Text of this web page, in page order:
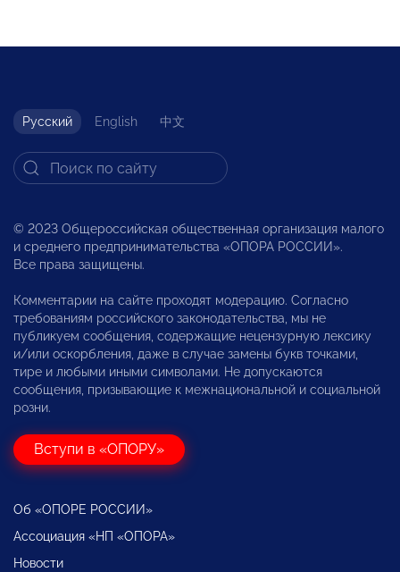
Русский English 中文
© 2023 Общероссийская общественная организация малого
и среднего предпринимательства «ОПОРА РОССИИ».
Все права защищены.
Комментарии на сайте проходят модерацию. Согласно
требованиям российского законодательства, мы не
публикуем сообщения, содержащие нецензурную лексику
и/или оскорбления, даже в случае замены букв точками,
тире и любыми иными символами. Не допускаются
сообщения, призывающие к межнациональной и социальной
розни.
Вступи в «ОПОРУ»
Об «ОПОРЕ РОССИИ»
Ассоциация «НП «ОПОРА»
Новости